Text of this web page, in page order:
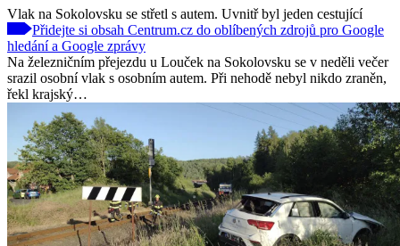
Vlak na Sokolovsku se střetl s autem. Uvnitř byl jeden cestující
Přidejte si obsah Centrum.cz do oblíbených zdrojů pro Google
hledání a Google zprávy
Na železničním přejezdu u Louček na Sokolovsku se v neděli večer
srazil osobní vlak s osobním autem. Při nehodě nebyl nikdo zraněn,
řekl krajský…